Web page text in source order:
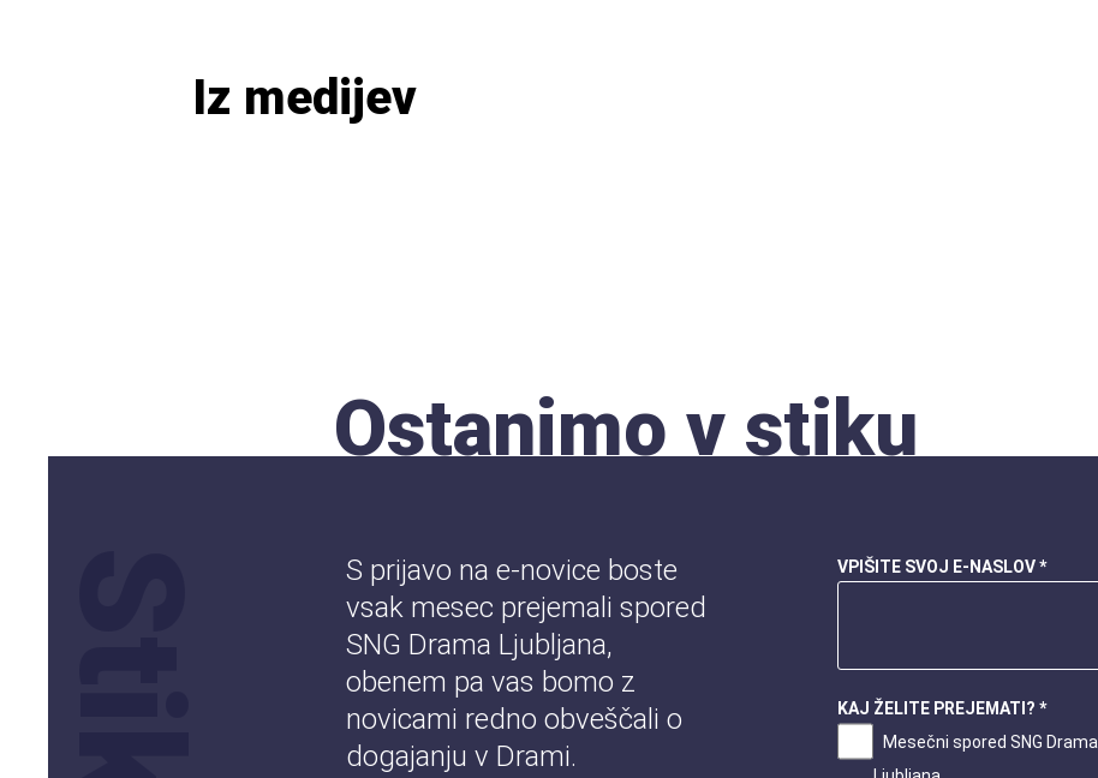
Iz medijev
Ostanimo v stiku
S prijavo na e-novice boste
vsak mesec prejemali spored
SNG Drama Ljubljana,
obenem pa vas bomo z
novicami redno obveščali o
dogajanju v Drami.
VPIŠITE SVOJ E-NASLOV *
KAJ ŽELITE PREJEMATI? *
Mesečni spored SNG Drama